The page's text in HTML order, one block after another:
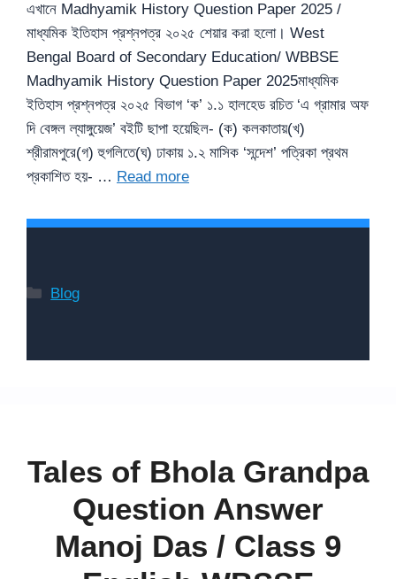
এখানে Madhyamik History Question Paper 2025 /
মাধ্যমিক ইতিহাস প্রশ্নপত্র ২০২৫ শেয়ার করা হলো। West
Bengal Board of Secondary Education/ WBBSE
Madhyamik History Question Paper 2025মাধ্যমিক
ইতিহাস প্রশ্নপত্র ২০২৫ বিভাগ ‘ক’ ১.১ হালহেড রচিত ‘এ গ্রামার অফ
দি বেঙ্গল ল্যাঙ্গুয়েজ’ বইটি ছাপা হয়েছিল- (ক) কলকাতায়(খ)
শ্রীরামপুরে(গ) হুগলিতে(ঘ) ঢাকায় ১.২ মাসিক ‘সন্দেশ’ পত্রিকা প্রথম
প্রকাশিত হয়- … Read more
Categories
Blog
Tales of Bhola Grandpa
Question Answer
Manoj Das / Class 9